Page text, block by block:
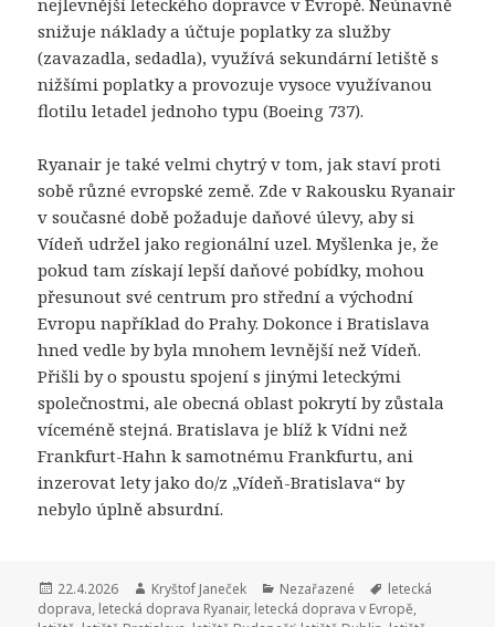
nejlevnější leteckého dopravce v Evropě. Neúnavně
snižuje náklady a účtuje poplatky za služby
(zavazadla, sedadla), využívá sekundární letiště s
nižšími poplatky a provozuje vysoce využívanou
flotilu letadel jednoho typu (Boeing 737).
Ryanair je také velmi chytrý v tom, jak staví proti
sobě různé evropské země. Zde v Rakousku Ryanair
v současné době požaduje daňové úlevy, aby si
Vídeň udržel jako regionální uzel. Myšlenka je, že
pokud tam získají lepší daňové pobídky, mohou
přesunout své centrum pro střední a východní
Evropu například do Prahy. Dokonce i Bratislava
hned vedle by byla mnohem levnější než Vídeň.
Přišli by o spoustu spojení s jinými leteckými
společnostmi, ale obecná oblast pokrytí by zůstala
víceméně stejná. Bratislava je blíž k Vídni než
Frankfurt-Hahn k samotnému Frankfurtu, ani
inzerovat lety jako do/z „Vídeň-Bratislava“ by
nebylo úplně absurdní.
Publikováno:
22.4.2026 Autor:
Kryštof Janeček Rubriky:
Nezařazené Štítky:
letecká
doprava, letecká doprava Ryanair, letecká doprava v Evropě,